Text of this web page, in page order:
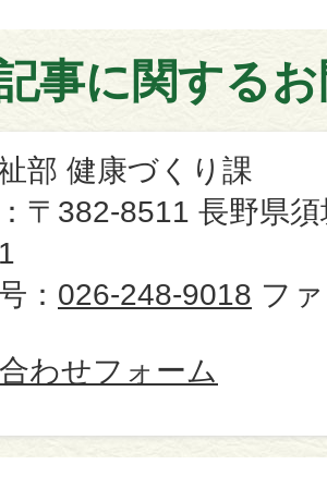
事に関する
部 健康づくり課
〒382-8511 長野県
： 026-248-9018 フ
わせフォーム